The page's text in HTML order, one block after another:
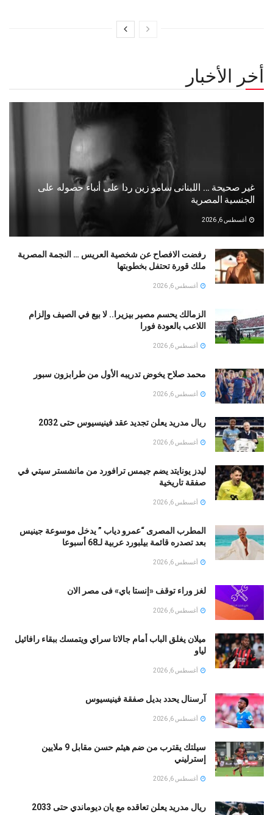
أخر الأخبار
غير صحيحة … اللبنانى سامو زين ردا على أنباء حصوله على
الجنسية المصرية
أغسطس 6, 2026
رفضت الافصاح عن شخصية العريس … النجمة المصرية
ملك قورة تحتفل بخطوبتها
أغسطس 6, 2026
الزمالك يحسم مصير بيزيرا.. لا بيع في الصيف وإلزام
اللاعب بالعودة فورا
أغسطس 6, 2026
محمد صلاح يخوض تدريبه الأول من طرابزون سبور
أغسطس 6, 2026
ريال مدريد يعلن تجديد عقد فينيسيوس حتى 2032
أغسطس 6, 2026
ليدز يونايتد يضم جيمس ترافورد من مانشستر سيتي في
صفقة تاريخية
أغسطس 6, 2026
المطرب المصرى “عمرو دياب ” يدخل موسوعة جينيس
بعد تصدره قائمة بيلبورد عربية لـ68 أسبوعا
أغسطس 6, 2026
لغز وراء توقف «إنستا باي» فى مصر الان
أغسطس 6, 2026
ميلان يغلق الباب أمام جالاتا سراي ويتمسك ببقاء رافائيل
لياو
أغسطس 6, 2026
آرسنال يحدد بديل صفقة فينيسيوس
أغسطس 6, 2026
سيلتك يقترب من ضم هيثم حسن مقابل 9 ملايين
إسترليني
أغسطس 6, 2026
ريال مدريد يعلن تعاقده مع يان ديوماندي حتى 2033